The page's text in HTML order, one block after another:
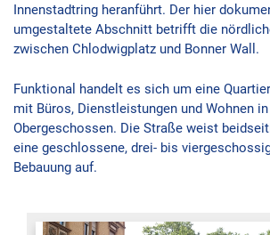
Innenstadtring heranführt. Der hier
umgestaltete Abschnitt betrifft die
zwischen Chlodwigplatz und Bonner Wall.
Funktional handelt es sich um eine
mit Büros, Dienstleistungen und Wohnen
Obergeschossen. Die Straße weist
eine geschlossene, drei- bis
Bebauung auf.